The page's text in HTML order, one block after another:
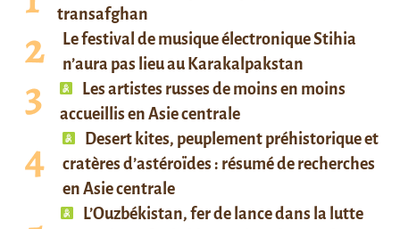
transafghan
Le festival de musique électronique Stihia
n’aura pas lieu au Karakalpakstan
Les artistes russes de moins en moins
accueillis en Asie centrale
Desert kites, peuplement préhistorique et
cratères d’astéroïdes : résumé de recherches
en Asie centrale
L’Ouzbékistan, fer de lance dans la lutte